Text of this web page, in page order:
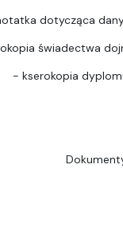
dotycząca
świadectwa
- kserokopia